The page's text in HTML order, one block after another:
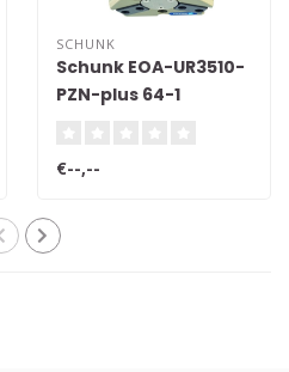
SCHUNK
Schunk EOA-UR3510-
PZN-plus 64-1
€--,--